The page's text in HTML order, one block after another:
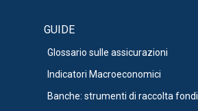
GUIDE
Glossario sulle assicurazioni
Indicatori Macroeconomici
Banche: strumenti di raccolta fondi